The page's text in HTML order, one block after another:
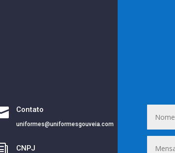
Contato
uniformes@uniformesgouveia.com
CNPJ